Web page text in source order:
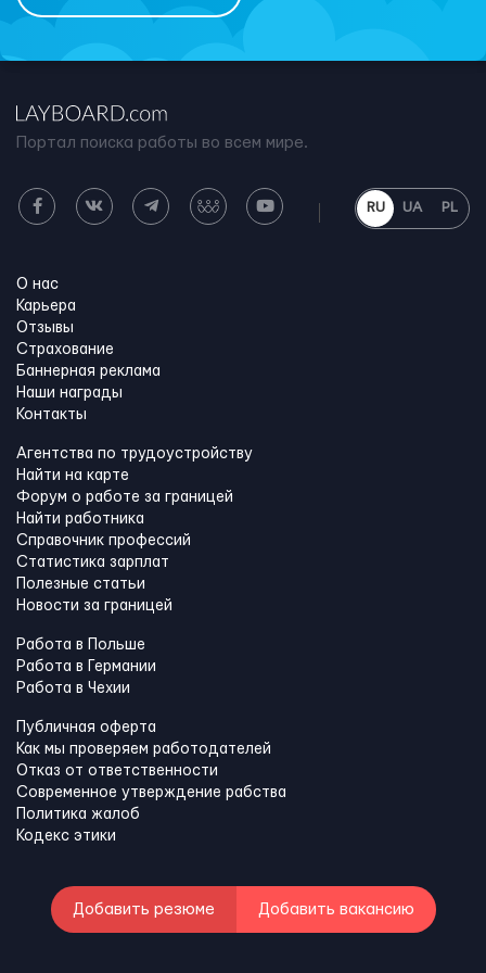
Портал поиска работы во всем мире.
RU UA PL
О нас
Карьера
Отзывы
Страхование
Баннерная реклама
Наши награды
Контакты
Агентства по трудоустройству
Найти на карте
Форум о работе за границей
Найти работника
Справочник профессий
Статистика зарплат
Полезные статьи
Новости за границей
Работа в Польше
Работа в Германии
Работа в Чехии
Публичная оферта
Как мы проверяем работодателей
Отказ от ответственности
Современное утверждение рабства
Политика жалоб
Кодекс этики
Добавить резюме Добавить вакансию